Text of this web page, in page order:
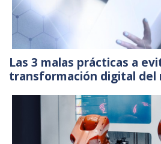
Las 3 malas prácticas a
transformación digital del